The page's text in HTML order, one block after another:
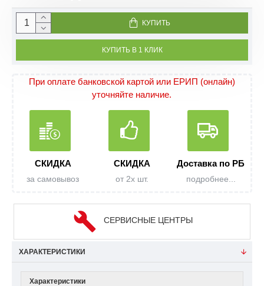
КУПИТЬ
КУПИТЬ В 1 КЛИК
При оплате банковской картой или ЕРИП (онлайн)
уточняйте наличие.
СКИДКА
за самовывоз
СКИДКА
от 2х шт.
Доставка по РБ
подробнее...
СЕРВИСНЫЕ ЦЕНТРЫ
ХАРАКТЕРИСТИКИ
Характеристики